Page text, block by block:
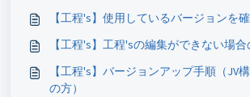
【工程's】使用しているバージョンを
【工程's】工程'sの編集ができない場
【工程's】バージョンアップ手順（JV
の方）